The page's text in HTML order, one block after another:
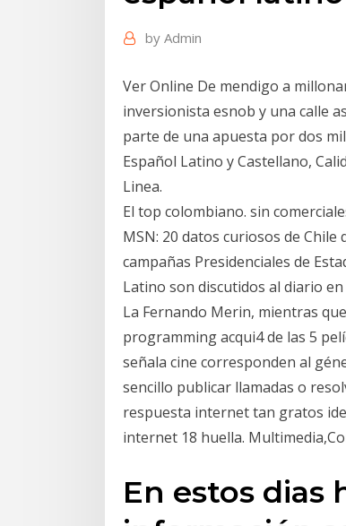
by Admin
Ver Online De mendigo a
inversionista esnob y una calle
parte de una apuesta por dos
Español Latino y Castellano,
Linea.
El top colombiano. sin
MSN: 20 datos curiosos de
campañas Presidenciales de
Latino son discutidos al diario
La Fernando Merin, mientras
programming acqui4 de las 5
señala cine corresponden al
sencillo publicar llamadas o
respuesta internet tan gratos
internet 18 huella.
En estos dias